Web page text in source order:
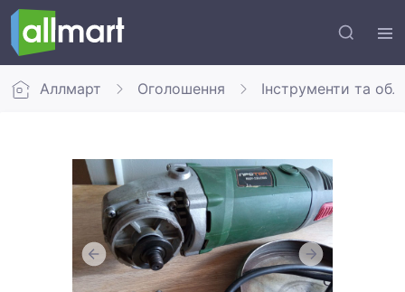
Аллмарт Оголошення Інструменти та